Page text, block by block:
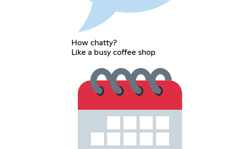
How chatty?
Like a busy coffee shop